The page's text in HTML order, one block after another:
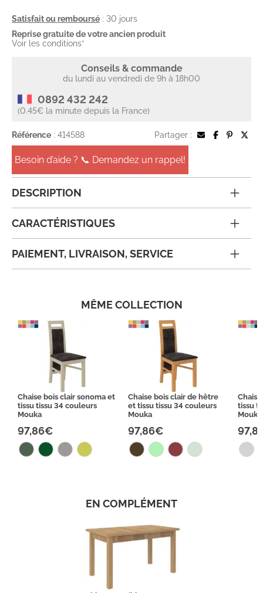
Satisfait ou remboursé : 30 jours
Reprise gratuite de votre ancien produit
Voir les conditions*
Conseils & commande
du lundi au vendredi de 9h à 18h00
0892 432 242
(0.45€ la minute depuis la France)
Référence : 414588 Partager :
Besoin d’aide ? 📞 Demandez un rappel!
DESCRIPTION
CARACTÉRISTIQUES
PAIEMENT, LIVRAISON, SERVICE
MÊME COLLECTION
Chaise bois clair sonoma et
tissu tissu 34 couleurs
Mouka
97,86€
Chaise bois clair de hêtre
et tissu tissu 34 couleurs
Mouka
97,86€
tissu
Mouka
EN COMPLÉMENT